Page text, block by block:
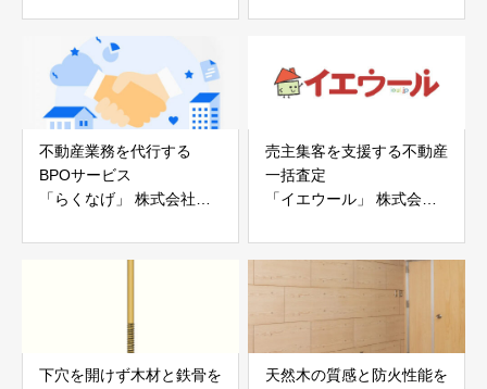
白山工業株式会社
不動産業務を代行する
BPOサービス
「らくなげ」 株式会社い
売主集客を支援する不動産
一括査定
「イエウール」 株式会社
下穴を開けず木材と鉄骨を
天然木の質感と防火性能を